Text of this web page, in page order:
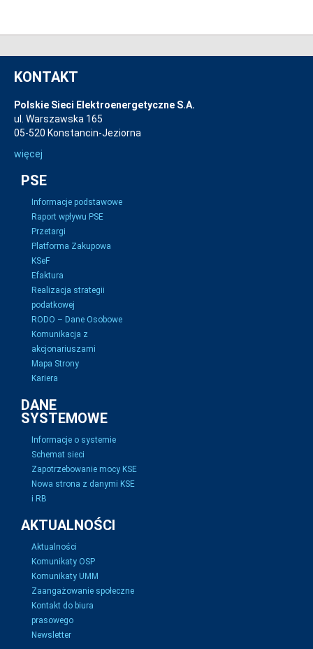
KONTAKT
Polskie Sieci Elektroenergetyczne S.A.
ul. Warszawska 165
05-520 Konstancin-Jeziorna
więcej
PSE
Informacje podstawowe
Raport wpływu PSE
Przetargi
Platforma Zakupowa
KSeF
Efaktura
Realizacja strategii
podatkowej
RODO – Dane Osobowe
Komunikacja z
akcjonariuszami
Mapa Strony
Kariera
DANE
SYSTEMOWE
Informacje o systemie
Schemat sieci
Zapotrzebowanie mocy KSE
Nowa strona z danymi KSE
i RB
AKTUALNOŚCI
Aktualności
Komunikaty OSP
Komunikaty UMM
Zaangażowanie społeczne
Kontakt do biura
prasowego
Newsletter